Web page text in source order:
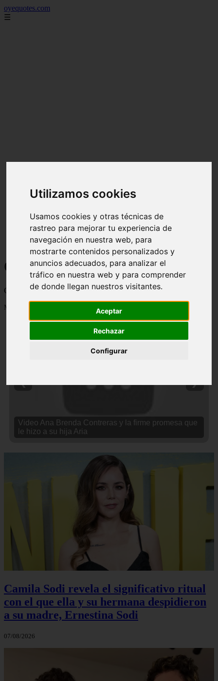
Utilizamos cookies
Usamos cookies y otras técnicas de
rastreo para mejorar tu experiencia de
navegación en nuestra web, para
mostrarte contenidos personalizados y
anuncios adecuados, para analizar el
tráfico en nuestra web y para comprender
de donde llegan nuestros visitantes.
Aceptar
Rechazar
Configurar
oyequotes.com
☰
Curiosidades y Sabias que
Cosas curiosas, curiosidades, noticias impactantes y mucho mas
Mostrando 1 - 24 de 2838 artículos
Video Ana Brenda Contreras y la firme promesa que
le hizo a su hija Aria
Camila Sodi revela el significativo ritual
con el que ella y su hermana despidieron
a su madre, Ernestina Sodi
07/08/2026